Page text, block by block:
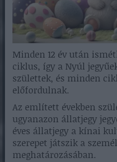
Minden 12 év után
ciklus, így a Nyúl
születtek, és minden
előfordulnak.
Az említett években
ugyanazon állatjegy
éves állatjegy a kínai
szerepet játszik a
meghatározásában.